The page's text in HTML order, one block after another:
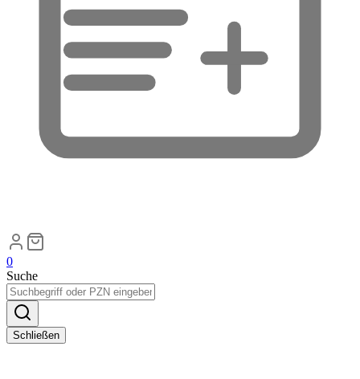
0
Suche
Schließen